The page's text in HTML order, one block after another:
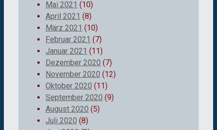
Mai 2021 (10)
April 2021 (8)
März 2021 (10)
Februar 2021 (7)
Januar 2021 (11)
Dezember 2020 (7)
November 2020 (12)
Oktober 2020 (11)
September 2020 (9)
August 2020 (5)
Juli 2020 (8)